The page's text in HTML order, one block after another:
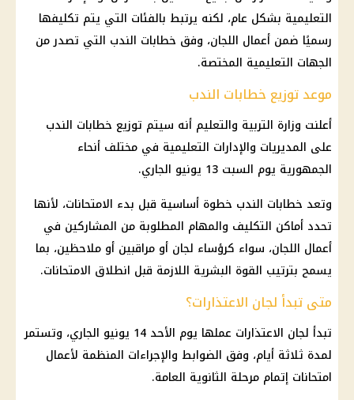
التعليمية بشكل عام، لكنه يرتبط بالفئات التي يتم تكليفها
رسميًا ضمن أعمال اللجان، وفق خطابات الندب التي تصدر من
الجهات التعليمية المختصة.
موعد توزيع خطابات الندب
أعلنت وزارة التربية والتعليم أنه سيتم توزيع خطابات الندب
على المديريات والإدارات التعليمية في مختلف أنحاء
الجمهورية يوم السبت 13 يونيو الجاري.
وتعد خطابات الندب خطوة أساسية قبل بدء الامتحانات، لأنها
تحدد أماكن التكليف والمهام المطلوبة من المشاركين في
أعمال اللجان، سواء كرؤساء لجان أو مراقبين أو ملاحظين، بما
يسمح بترتيب القوة البشرية اللازمة قبل انطلاق الامتحانات.
متى تبدأ لجان الاعتذارات؟
تبدأ لجان الاعتذارات
عملها يوم الأحد 14 يونيو الجاري، وتستمر
لمدة ثلاثة أيام، وفق الضوابط والإجراءات المنظمة لأعمال
امتحانات إتمام مرحلة الثانوية العامة.